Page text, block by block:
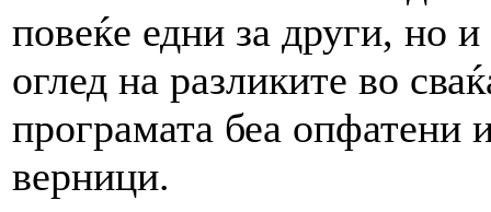
повеќе едни за други, но и
оглед на разликите во
програмата беа опфатени
верници.